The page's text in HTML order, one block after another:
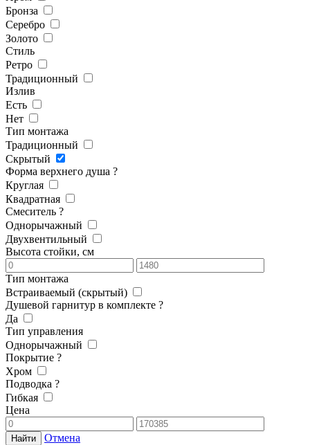
Бронза
Серебро
Золото
Стиль
Ретро
Традиционный
Излив
Есть
Нет
Тип монтажа
Традиционный
Скрытый
Форма верхнего душа ?
Круглая
Квадратная
Смеситель ?
Однорычажный
Двухвентильный
Высота стойки, см
Тип монтажа
Встраиваемый (скрытый)
Душевой гарнитур в комплекте ?
Да
Тип управления
Однорычажный
Покрытие ?
Хром
Подводка ?
Гибкая
Цена
Отмена